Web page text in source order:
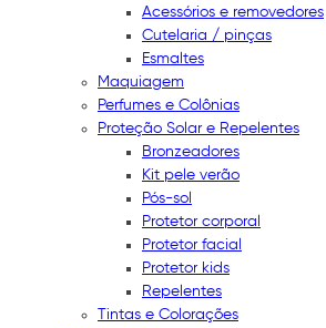
Acessórios e removedores
Cutelaria / pinças
Esmaltes
Maquiagem
Perfumes e Colônias
Proteção Solar e Repelentes
Bronzeadores
Kit pele verão
Pós-sol
Protetor corporal
Protetor facial
Protetor kids
Repelentes
Tintas e Colorações